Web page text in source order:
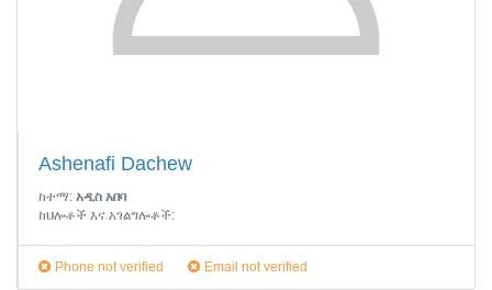
Ashenafi Dachew
ከተማ: አዲስ አበባ
ክህሎቶች እና አገልግሎቶች:
Phone not verified Email not verified